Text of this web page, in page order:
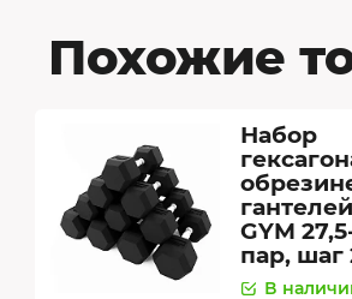
Похожие
Набор
GYM
пар, шаг
В